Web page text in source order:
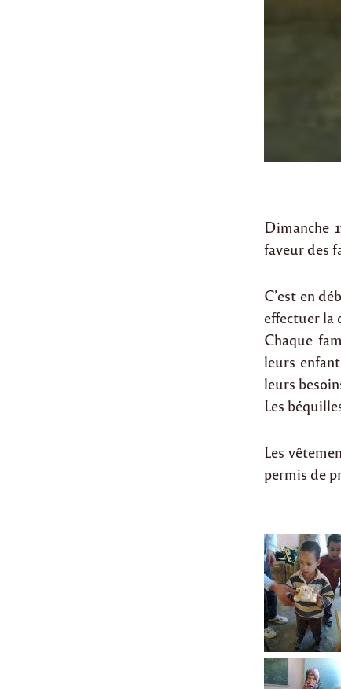
Dimanche
faveur des
C’est en
effectuer la
Chaque
leurs
leurs
Les
Les
permis de